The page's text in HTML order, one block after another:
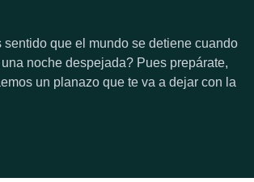
sentido que el mundo se detiene cuando
noche despejada? Pues prepárate,
un planazo que te va a dejar con la